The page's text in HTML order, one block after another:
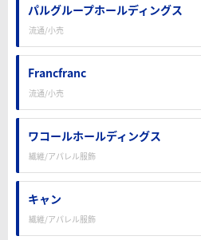
パルグループホールディングス
流通/小売
Francfranc
流通/小売
ワコールホールディングス
繊維/アパレル服飾
キャン
繊維/アパレル服飾